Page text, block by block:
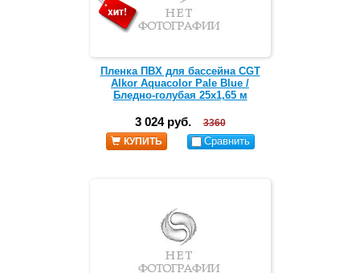
Пленка ПВХ для бассейна CGT
Alkor Aquacolor Pale Blue /
Бледно-голубая 25х1,65 м
3 024 руб.
3360
КУПИТЬ
Сравнить